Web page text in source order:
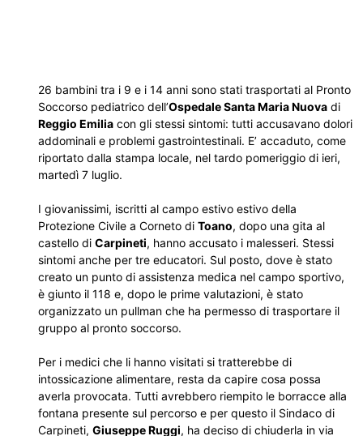
26 bambini tra i 9 e i 14 anni sono stati trasportati al Pronto
Soccorso pediatrico dell’Ospedale Santa Maria Nuova di
Reggio Emilia con gli stessi sintomi: tutti accusavano dolori
addominali e problemi gastrointestinali. E’ accaduto, come
riportato dalla stampa locale, nel tardo pomeriggio di ieri,
martedì 7 luglio.
I giovanissimi, iscritti al campo estivo estivo della
Protezione Civile a Corneto di Toano, dopo una gita al
castello di Carpineti, hanno accusato i malesseri. Stessi
sintomi anche per tre educatori. Sul posto, dove è stato
creato un punto di assistenza medica nel campo sportivo,
è giunto il 118 e, dopo le prime valutazioni, è stato
organizzato un pullman che ha permesso di trasportare il
gruppo al pronto soccorso.
Per i medici che li hanno visitati si tratterebbe di
intossicazione alimentare, resta da capire cosa possa
averla provocata. Tutti avrebbero riempito le borracce alla
fontana presente sul percorso e per questo il Sindaco di
Carpineti, Giuseppe Ruggi, ha deciso di chiuderla in via